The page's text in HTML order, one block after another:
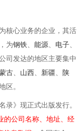
核心业务的企业，其活
为钢铁 、能源 电子
司发达的地区主要集中
古 山西‌ 新疆
陕
区。
录》现正式出版发行。
的公司名称、地址、经